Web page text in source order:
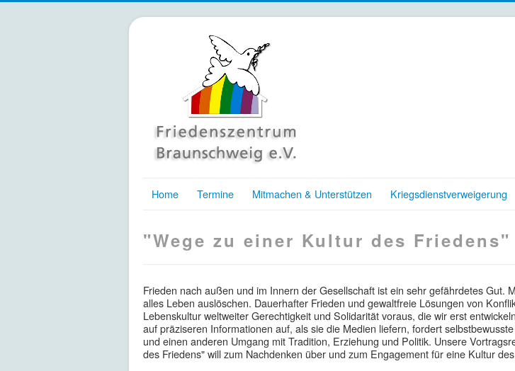
Home Termine Mitmachen & Unterstützen Kriegsdienstverweigerung
"Wege zu einer Kultur des Friedens"
Frieden nach außen und im Innern der Gesellschaft ist ein sehr gefährdetes Gut.
alles Leben auslöschen. Dauerhafter Frieden und gewaltfreie Lösungen von
Lebenskultur weltweiter Gerechtigkeit und Solidarität voraus, die wir erst
auf präziseren Informationen auf, als sie die Medien liefern, fordert
und einen anderen Umgang mit Tradition, Erziehung und Politik. Unsere
des Friedens" will zum Nachdenken über und zum Engagement für eine Kultur